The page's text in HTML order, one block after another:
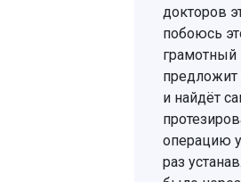
докторов
побоюсь
грамотный
и найдёт
операцию
раз